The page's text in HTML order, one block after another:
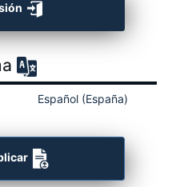
Español (España)